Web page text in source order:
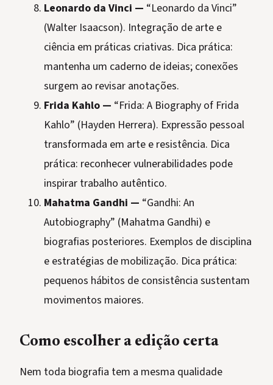
Leonardo da Vinci — “Leonardo da Vinci”
(Walter Isaacson). Integração de arte e
ciência em práticas criativas. Dica prática:
mantenha um caderno de ideias; conexões
surgem ao revisar anotações.
Frida Kahlo — “Frida: A Biography of Frida
Kahlo” (Hayden Herrera). Expressão pessoal
transformada em arte e resistência. Dica
prática: reconhecer vulnerabilidades pode
inspirar trabalho autêntico.
Mahatma Gandhi — “Gandhi: An
Autobiography” (Mahatma Gandhi) e
biografias posteriores. Exemplos de disciplina
e estratégias de mobilização. Dica prática:
pequenos hábitos de consistência sustentam
movimentos maiores.
Como escolher a edição certa
Nem toda biografia tem a mesma qualidade